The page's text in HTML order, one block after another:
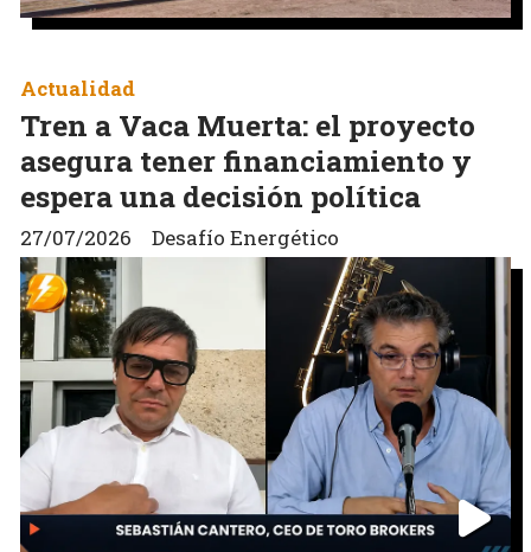
Tren a Vaca Muerta: el proyecto
asegura tener financiamiento y
espera una decisión política
Desafío Energético
Actualidad
27/07/2026